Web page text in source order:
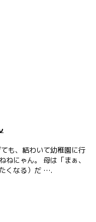
も、結わいて幼稚園に行
ねにゃん。 母は「まぁ、
くなる）だ ….